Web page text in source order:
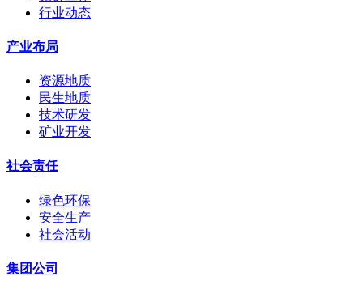
行业动态
产业布局
资源地质
民生地质
技术研发
矿业开发
社会责任
绿色环保
安全生产
社会活动
集团公司